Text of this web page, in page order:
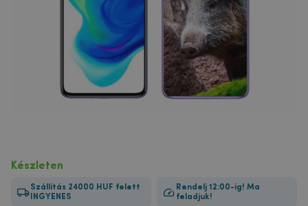
Készleten
Szállítás 24000 HUF felett
INGYENES
Rendelj 12:00-ig! Ma
feladjuk!